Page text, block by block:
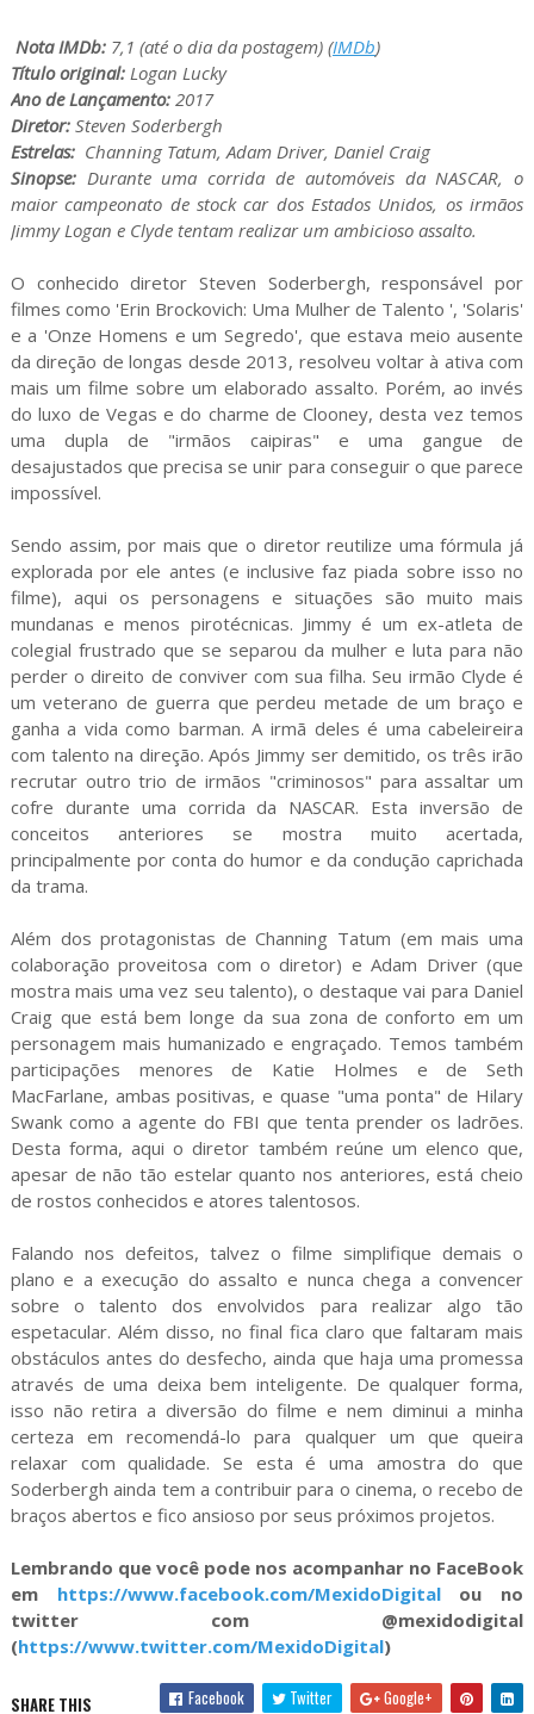
Nota IMDb:7,1 (até o dia da postagem) (IMDb)
Título original:Logan Lucky
Ano de Lançamento:2017
Diretor:Steven Soderbergh
Estrelas:Channing Tatum, Adam Driver, Daniel Craig
Sinopse:Durante uma corrida de automóveis da NASCAR, o
maior campeonato de stock car dos Estados Unidos, os irmãos
Jimmy Logan e Clyde tentam realizar um ambicioso assalto.
O conhecido diretor Steven Soderbergh, responsável por
filmes como 'Erin Brockovich: Uma Mulher de Talento ', 'Solaris'
e a 'Onze Homens e um Segredo', que estava meio ausente
da direção de longas desde 2013, resolveu voltar à ativa com
mais um filme sobre um elaborado assalto. Porém, ao invés
do luxo de Vegas e do charme de Clooney, desta vez temos
uma dupla de "irmãos caipiras" e uma gangue de
desajustados que precisa se unir para conseguir o que parece
impossível.
Sendo assim, por mais que o diretor reutilize uma fórmula já
explorada por ele antes (e inclusive faz piada sobre isso no
filme), aqui os personagens e situações são muito mais
mundanas e menos pirotécnicas. Jimmy é um ex-atleta de
colegial frustrado que se separou da mulher e luta para não
perder o direito de conviver com sua filha. Seu irmão Clyde é
um veterano de guerra que perdeu metade de um braço e
ganha a vida como barman. A irmã deles é uma cabeleireira
com talento na direção. Após Jimmy ser demitido, os três irão
recrutar outro trio de irmãos "criminosos" para assaltar um
cofre durante uma corrida da NASCAR. Esta inversão de
conceitos anteriores se mostra muito acertada,
principalmente por conta do humor e da condução caprichada
da trama.
Além dos protagonistas de Channing Tatum (em mais uma
colaboração proveitosa com o diretor) e Adam Driver (que
mostra mais uma vez seu talento), o destaque vai para Daniel
Craig que está bem longe da sua zona de conforto em um
personagem mais humanizado e engraçado. Temos também
participações menores de Katie Holmes e de Seth
MacFarlane, ambas positivas, e quase "uma ponta" de Hilary
Swank como a agente do FBI que tenta prender os ladrões.
Desta forma, aqui o diretor também reúne um elenco que,
apesar de não tão estelar quanto nos anteriores, está cheio
de rostos conhecidos e atores talentosos.
Falando nos defeitos, talvez o filme simplifique demais o
plano e a execução do assalto e nunca chega a convencer
sobre o talento dos envolvidos para realizar algo tão
espetacular. Além disso, no final fica claro que faltaram mais
obstáculos antes do desfecho, ainda que haja uma promessa
através de uma deixa bem inteligente. De qualquer forma,
isso não retira a diversão do filme e nem diminui a minha
certeza em recomendá-lo para qualquer um que queira
relaxar com qualidade. Se esta é uma amostra do que
Soderbergh ainda tem a contribuir para o cinema, o recebo de
braços abertos e fico ansioso por seus próximos projetos.
Lembrando que você pode nos acompanhar no FaceBook
em https://www.facebook.com/MexidoDigitalou no
twitter com @mexidodigital
(https://www.twitter.com/MexidoDigital)
SHARE THIS Facebook Twitter Google+